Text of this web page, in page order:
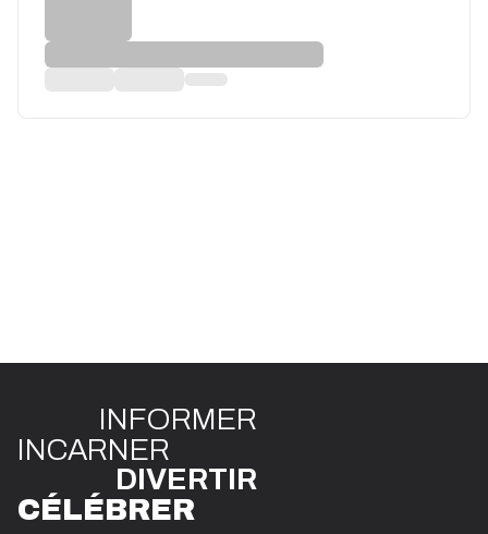
INFORMER
INCARNER
DIVERTIR
CÉLÉBRER